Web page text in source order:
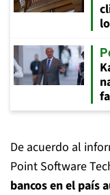
De acuerdo al
Point Software
bancos en el país